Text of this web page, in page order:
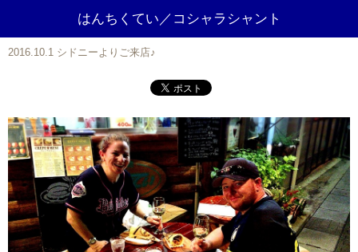
はんちくてい／コシャラシャント
2016.10.1 シドニーよりご来店♪